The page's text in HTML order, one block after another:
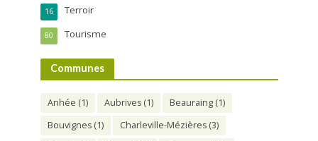
Terroir
16
Tourisme
80
Communes
Anhée (1) Aubrives(1) Beauraing(1)
Bouvignes(1) Charleville-Mézières(3)